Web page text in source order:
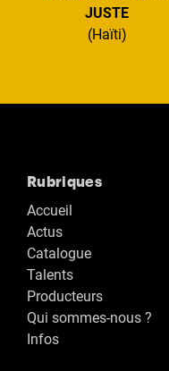
JUSTE
(Haïti)
Rubriques
Accueil
Actus
Catalogue
Talents
Producteurs
Qui sommes-nous ?
Infos